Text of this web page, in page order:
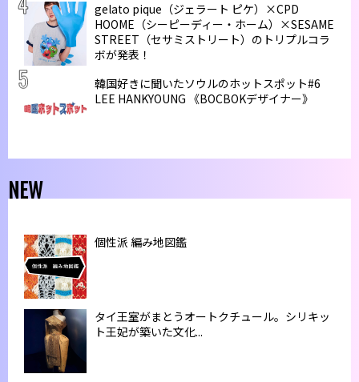
gelato pique（ジェラート ピケ）×CPD
HOOME（シーピーディー・ホーム）×SESAME
STREET（セサミストリート）のトリプルコラ
ボが発表！
韓国好きに聞いたソウルのホットスポット#6
LEE HANKYOUNG 《BOCBOKデザイナー》
NEW
個性派 編み地図鑑
タイ王室がまとうオートクチュール。シリキッ
ト王妃が築いた文化...